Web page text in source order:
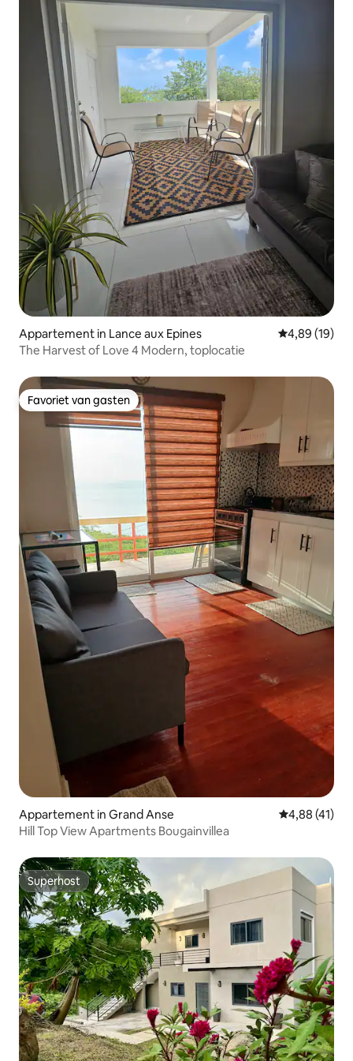
Appartement in Lance aux Epines Gemiddelde
4,89 (19)
The Harvest of Love 4 Modern, toplocatie
Favoriet van gasten
Favoriet van gasten
Appartement in Grand Anse Gemiddelde
4,88 (41)
Hill Top View Apartments Bougainvillea
Superhost
Superhost